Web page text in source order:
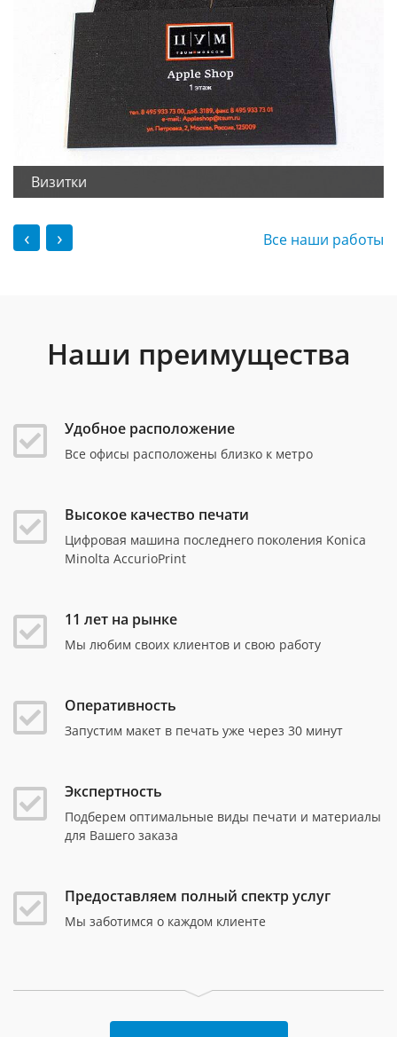
Визитки
‹ › Все наши работы
Наши преимущества
Удобное расположение
Все офисы расположены близко к метро
Высокое качество печати
Цифровая машина последнего поколения Konica
Minolta AccurioPrint
11 лет на рынке
Мы любим своих клиентов и свою работу
Оперативность
Запустим макет в печать уже через 30 минут
Экспертность
Подберем оптимальные виды печати и материалы
для Вашего заказа
Предоставляем полный спектр услуг
Мы заботимся о каждом клиенте